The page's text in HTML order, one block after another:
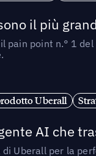
il più
pain point n.° 1
Uberall
AI che
di Uberall per la